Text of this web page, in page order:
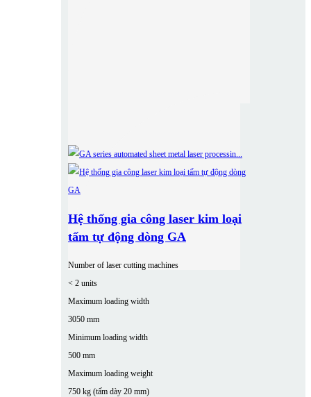
Hệ thống gia công laser kim loại
tấm tự động dòng GA
Number of laser cutting machines
< 2 units
Maximum loading width
3050 mm
Minimum loading width
500 mm
Maximum loading weight
750 kg (tấm dày 20 mm)